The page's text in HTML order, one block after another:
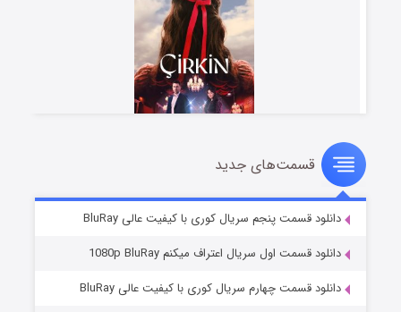
سریال زشت
قسمت۵ (زیرنویس) منتشر شد
قسمت‌های جدید
دانلود قسمت پنجم سریال کوری با کیفیت عالی BluRay
دانلود قسمت اول سریال اعتراف میکنم 1080p BluRay
دانلود قسمت چهارم سریال کوری با کیفیت عالی BluRay